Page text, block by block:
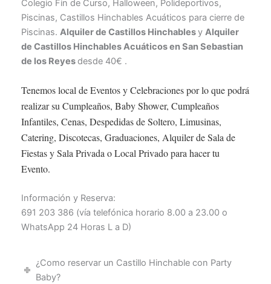
Colegio Fin de Curso, Halloween, Polideportivos,
Piscinas, Castillos Hinchables Acuáticos para cierre de
Piscinas. Alquiler de Castillos Hinchablesy Alquiler
de Castillos Hinchables Acuáticos enSan Sebastian
de los Reyesdesde 40€ .
Tenemos local de Eventos y Celebraciones por lo que podrá
realizar su Cumpleaños, Baby Shower, Cumpleaños
Infantiles, Cenas, Despedidas de Soltero, Limusinas,
Catering, Discotecas, Graduaciones, Alquiler de Sala de
Fiestas y Sala Privada o Local Privado para hacer tu
Evento.
Información y Reserva:
691 203 386 (vía telefónica horario 8.00 a 23.00 o
WhatsApp 24 Horas L a D)
¿Como reservar un Castillo Hinchable con Party
Baby?